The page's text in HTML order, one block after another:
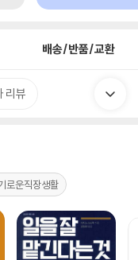
배송/반품/교환
리뷰
로운직장생활